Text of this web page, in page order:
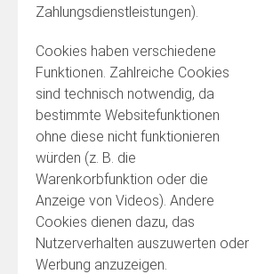
Zahlungsdienstleistungen).
Cookies haben verschiedene
Funktionen. Zahlreiche Cookies
sind technisch notwendig, da
bestimmte Websitefunktionen
ohne diese nicht funktionieren
würden (z. B. die
Warenkorbfunktion oder die
Anzeige von Videos). Andere
Cookies dienen dazu, das
Nutzerverhalten auszuwerten oder
Werbung anzuzeigen.